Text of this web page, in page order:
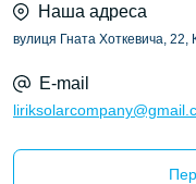
Наша адреса
вулиця Гната Хоткевича, 22,
E-mail